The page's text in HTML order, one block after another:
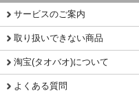
サービスのご案内
取り扱いできない商品
淘宝(タオバオ)について
よくある質問